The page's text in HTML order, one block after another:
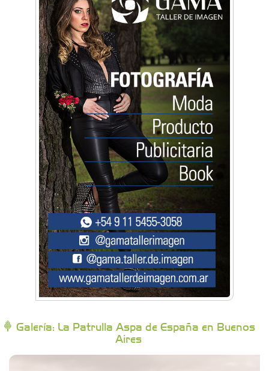
Arq. Horacio Alejandro Sánchez
Artística ApasionArte
Artística Catalina
Artística Veral
BAIC Ramos Mejía
Brisé Estudio de Danzas
Buenos Aires Equipar
Campoy Federik - Productores Asesores de
Seguros
Galería: La Patrulla Aspa de España en Buenos
Aires